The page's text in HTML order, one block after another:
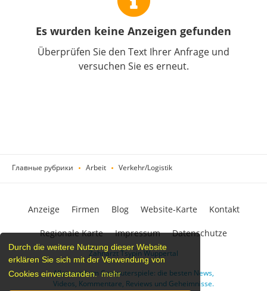
Durch die weitere Nutzung dieser Website
erklären Sie sich mit der Verwendung von
Cookies einverstanden. mehr
Es wurden keine Anzeigen gefunden
Überprüfen Sie den Text Ihrer Anfrage und
versuchen Sie es erneut.
Главные рубрики Arbeit Verkehr/Logistik
Zahnarzt Tsypin Wuppertal
Alles rund um Computerspiele: die besten News,
Videos, Kommentare, Reviews und Geheimnisse.
Anzeige Firmen Blog Website-Karte Kontakt
Regionale Karte Impressum Datenschutze